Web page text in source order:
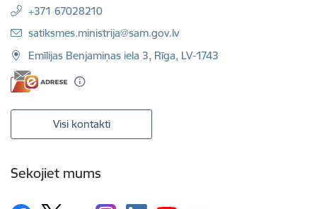
+371 67028210
E-pasts:
satiksmes.ministrija@sam.gov.lv
Emīlijas Benjamiņas iela 3, Rīga, LV-1743
Visi kontakti
Sekojiet mums